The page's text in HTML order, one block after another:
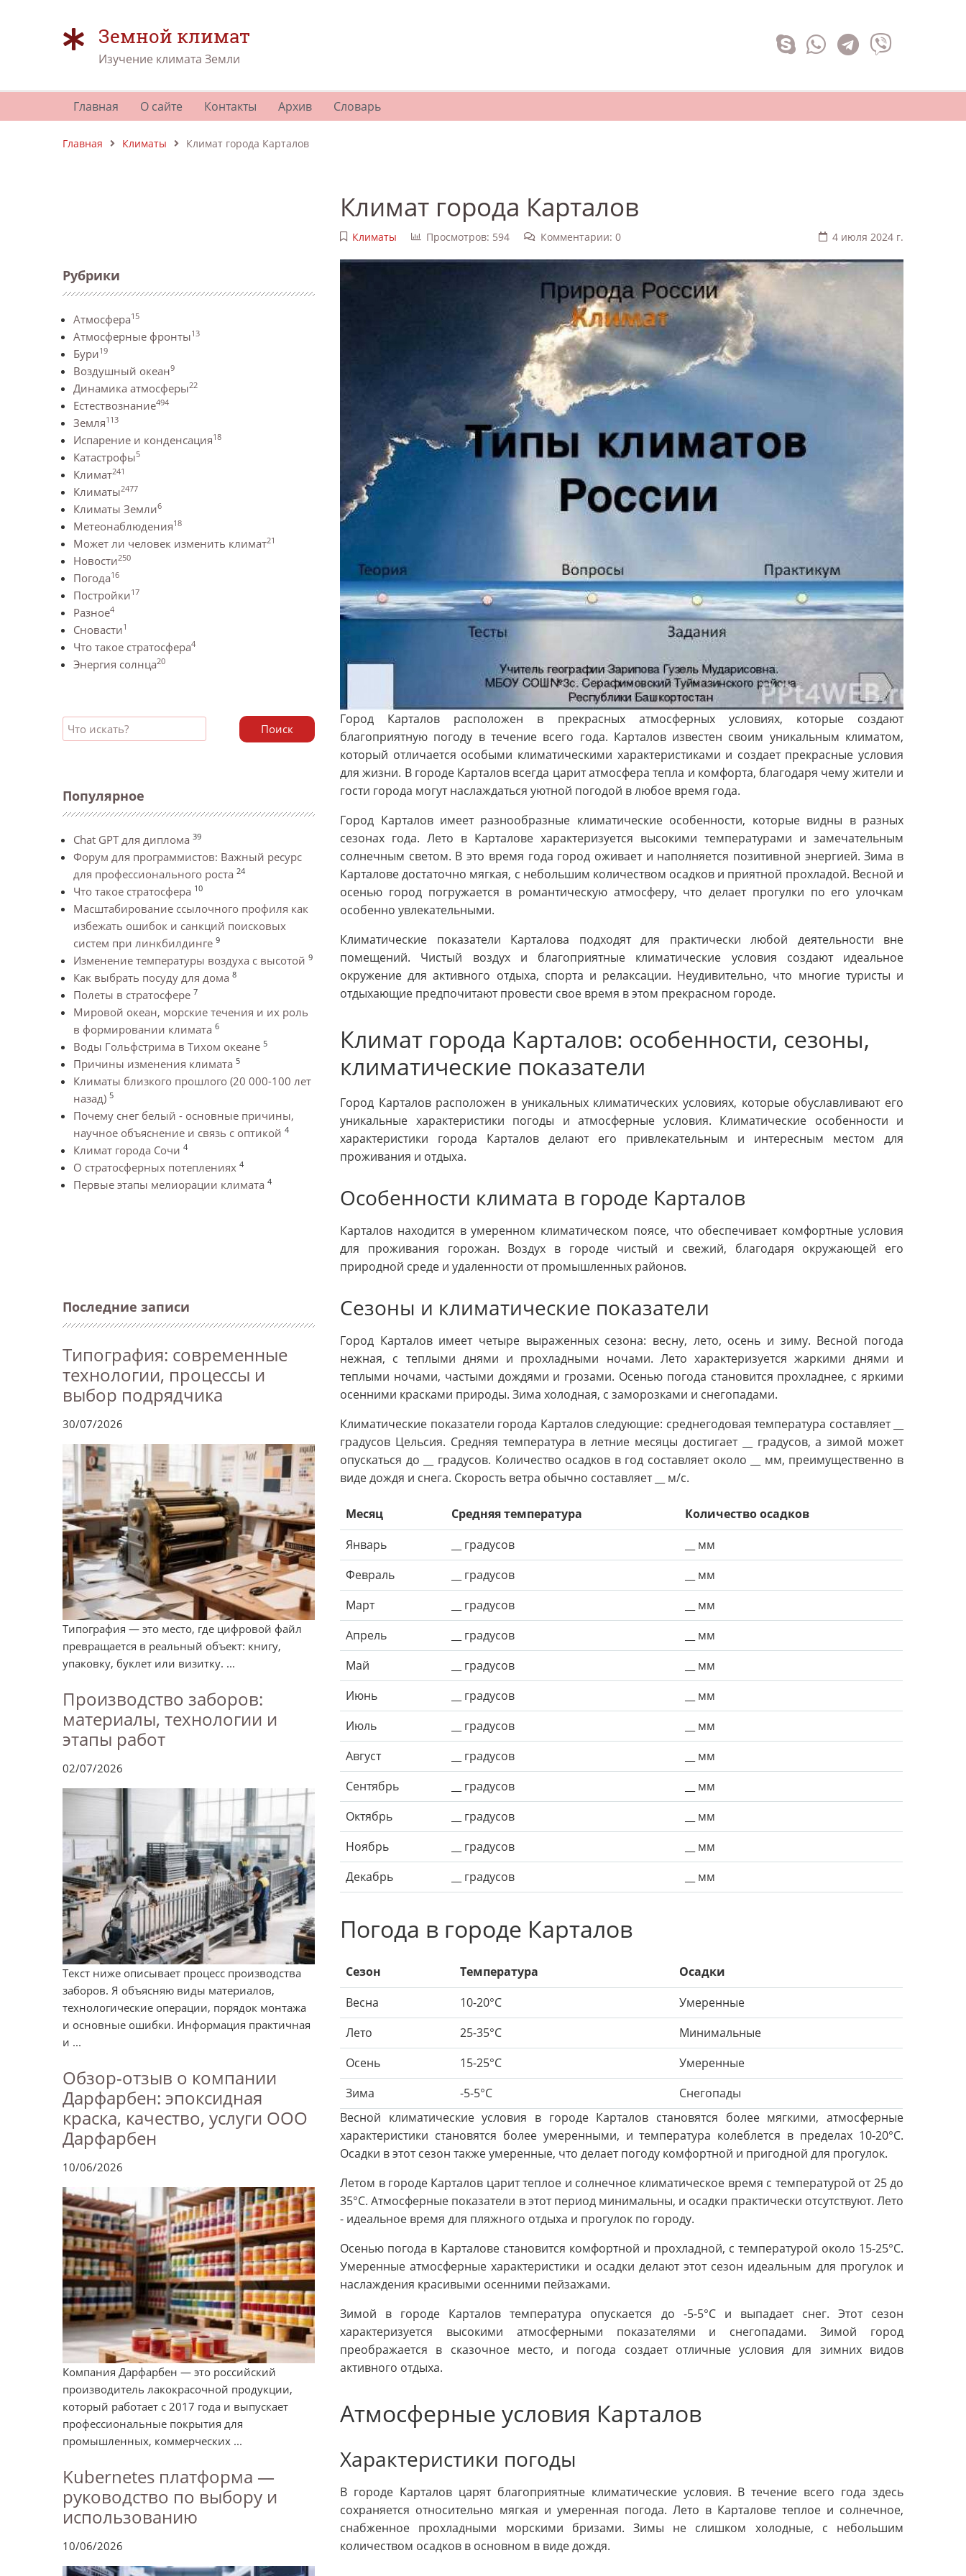
Земной климат
Изучение климата Земли
Главная О сайте Контакты Архив Словарь
Главная Климаты Климат города Карталов
Рубрики
Атмосфера15
Атмосферные фронты13
Бури19
Воздушный океан9
Динамика атмосферы22
Естествознание494
Земля113
Испарение и конденсация18
Катастрофы5
Климат241
Климаты2477
Климаты Земли6
Метеонаблюдения18
Может ли человек изменить климат21
Новости250
Погода16
Постройки17
Разное4
Сновасти1
Что такое стратосфера4
Энергия солнца20
Поиск
Популярное
Chat GPT для диплома 39
Форум для программистов: Важный ресурс
для профессионального роста 24
Что такое стратосфера 10
Масштабирование ссылочного профиля как
избежать ошибок и санкций поисковых
систем при линкбилдинге 9
Изменение температуры воздуха с высотой 9
Как выбрать посуду для дома 8
Полеты в стратосфере 7
Мировой океан, морские течения и их роль
в формировании климата 6
Воды Гольфстрима в Тихом океане 5
Причины изменения климата 5
Климаты близкого прошлого (20 000-100 лет
назад) 5
Почему снег белый - основные причины,
научное объяснение и связь с оптикой 4
Климат города Сочи 4
О стратосферных потеплениях 4
Первые этапы мелиорации климата 4
Последние записи
Типография: современные
технологии, процессы и
выбор подрядчика
30/07/2026
Типография — это место, где цифровой файл
превращается в реальный объект: книгу,
упаковку, буклет или визитку. ...
Производство заборов:
материалы, технологии и
этапы работ
02/07/2026
Текст ниже описывает процесс производства
заборов. Я объясняю виды материалов,
технологические операции, порядок монтажа
и основные ошибки. Информация практичная
и ...
Обзор-отзыв о компании
Дарфарбен: эпоксидная
краска, качество, услуги ООО
Дарфарбен
10/06/2026
Компания Дарфарбен — это российский
производитель лакокрасочной продукции,
который работает с 2017 года и выпускает
профессиональные покрытия для
промышленных, коммерческих ...
Kubernetes платформа —
руководство по выбору и
использованию
10/06/2026
Климат города Карталов
Климаты Просмотров: 594 Комментарии: 0 4 июля 2024 г.
Город Карталов расположен в прекрасных атмосферных условиях, которые создают
благоприятную погоду в течение всего года. Карталов известен своим уникальным климатом,
который отличается особыми климатическими характеристиками и создает прекрасные условия
для жизни. В городе Карталов всегда царит атмосфера тепла и комфорта, благодаря чему жители и
гости города могут наслаждаться уютной погодой в любое время года.
Город Карталов имеет разнообразные климатические особенности, которые видны в разных
сезонах года. Лето в Карталове характеризуется высокими температурами и замечательным
солнечным светом. В это время года город оживает и наполняется позитивной энергией. Зима в
Карталове достаточно мягкая, с небольшим количеством осадков и приятной прохладой. Весной и
осенью город погружается в романтическую атмосферу, что делает прогулки по его улочкам
особенно увлекательными.
Климатические показатели Карталова подходят для практически любой деятельности вне
помещений. Чистый воздух и благоприятные климатические условия создают идеальное
окружение для активного отдыха, спорта и релаксации. Неудивительно, что многие туристы и
отдыхающие предпочитают провести свое время в этом прекрасном городе.
Климат города Карталов: особенности, сезоны,
климатические показатели
Город Карталов расположен в уникальных климатических условиях, которые обуславливают его
уникальные характеристики погоды и атмосферные условия. Климатические особенности и
характеристики города Карталов делают его привлекательным и интересным местом для
проживания и отдыха.
Особенности климата в городе Карталов
Карталов находится в умеренном климатическом поясе, что обеспечивает комфортные условия
для проживания горожан. Воздух в городе чистый и свежий, благодаря окружающей его
природной среде и удаленности от промышленных районов.
Сезоны и климатические показатели
Город Карталов имеет четыре выраженных сезона: весну, лето, осень и зиму. Весной погода
нежная, с теплыми днями и прохладными ночами. Лето характеризуется жаркими днями и
теплыми ночами, частыми дождями и грозами. Осенью погода становится прохладнее, с яркими
осенними красками природы. Зима холодная, с заморозками и снегопадами.
Климатические показатели города Карталов следующие: среднегодовая температура составляет __
градусов Цельсия. Средняя температура в летние месяцы достигает __ градусов, а зимой может
опускаться до __ градусов. Количество осадков в год составляет около __ мм, преимущественно в
виде дождя и снега. Скорость ветра обычно составляет __ м/с.
Месяц Средняя температура
Количество осадков
Январь
__ градусов
__ мм
Февраль
__ градусов
__ мм
Март
__ градусов
__ мм
Апрель
__ градусов
__ мм
Май
__ градусов
__ мм
Июнь
__ градусов
__ мм
Июль
__ градусов
__ мм
Август
__ градусов
__ мм
Сентябрь
__ градусов
__ мм
Октябрь
__ градусов
__ мм
Ноябрь
__ градусов
__ мм
Декабрь
__ градусов __ мм
Погода в городе Карталов
Сезон Температура
Осадки
Весна
10-20°C
Умеренные
Лето
25-35°C
Минимальные
Осень
15-25°C
Умеренные
Зима
-5-5°C
Снегопады
Весной климатические условия в городе Карталов становятся более мягкими, атмосферные
характеристики становятся более умеренными, и температура колеблется в пределах 10-20°C.
Осадки в этот сезон также умеренные, что делает погоду комфортной и пригодной для прогулок.
Летом в городе Карталов царит теплое и солнечное климатическое время с температурой от 25 до
35°C. Атмосферные показатели в этот период минимальны, и осадки практически отсутствуют. Лето
- идеальное время для пляжного отдыха и прогулок по городу.
Осенью погода в Карталове становится комфортной и прохладной, с температурой около 15-25°C.
Умеренные атмосферные характеристики и осадки делают этот сезон идеальным для прогулок и
наслаждения красивыми осенними пейзажами.
Зимой в городе Карталов температура опускается до -5-5°C и выпадает снег. Этот сезон
характеризуется высокими атмосферными показателями и снегопадами. Зимой город
преображается в сказочное место, и погода создает отличные условия для зимних видов
активного отдыха.
Атмосферные условия Карталов
Характеристики погоды
В городе Карталов царят благоприятные климатические условия. В течение всего года здесь
сохраняется относительно мягкая и умеренная погода. Лето в Карталове теплое и солнечное,
снабженное прохладными морскими бризами. Зимы не слишком холодные, с небольшим
количеством осадков в основном в виде дождя.